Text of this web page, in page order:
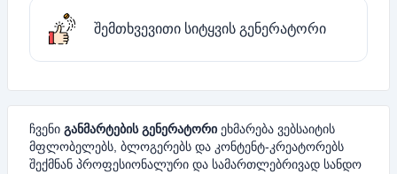
შემთხვევითი სიტყვის გენერატორი
ჩვენი განმარტების გენერატორი ეხმარება ვებსაიტის
მფლობელებს, ბლოგერებს და კონტენტ-კრეატორებს
შექმნან პროფესიონალური და სამართლებრივად სანდო